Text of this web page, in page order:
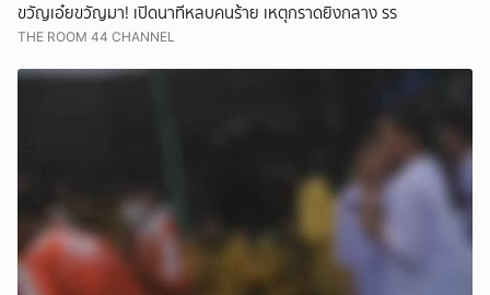
ขวัญเอ๋ยขวัญมา! เปิดนาทีหลบคนร้าย เหตุกราดยิงกลาง รร
THE ROOM 44 CHANNEL